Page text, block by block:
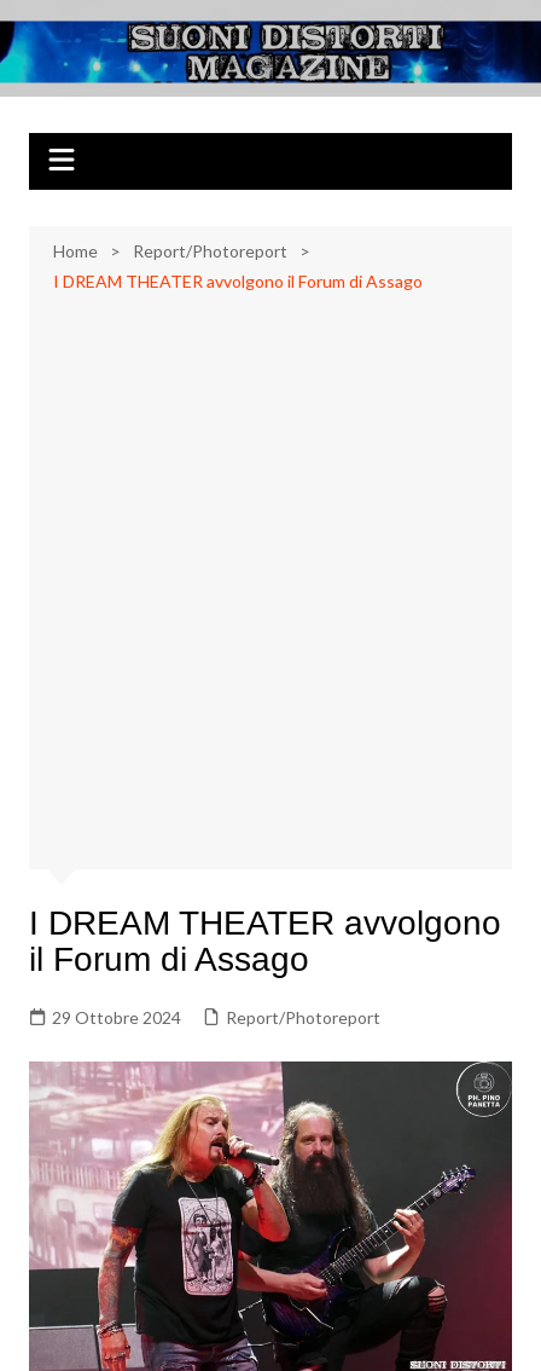
al
contenuto
Suoni Distorti
Magazine
Musica Rock, Metal, Punk e varie sonorità alternative
Home
Report/Photoreport
I DREAM THEATER avvolgono il Forum di Assago
I DREAM THEATER avvolgono
il Forum di Assago
29 Ottobre 2024 Report/Photoreport